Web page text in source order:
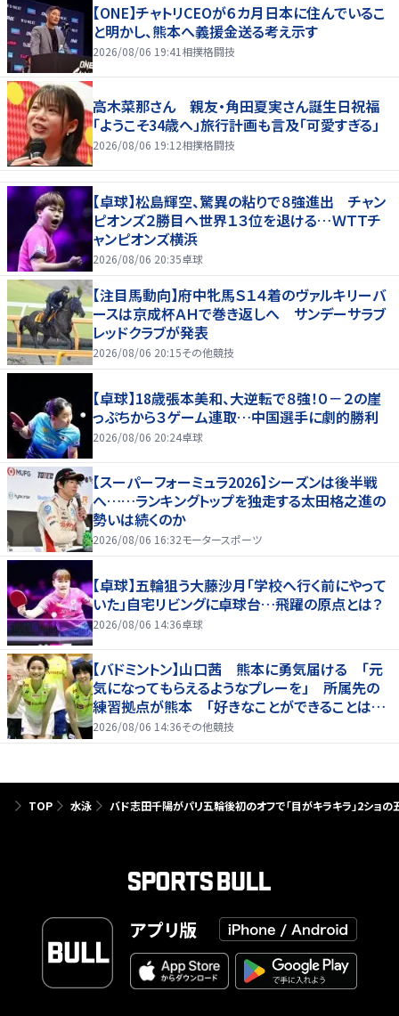
【ONE】チャトリCEOが６カ月日本に住んでいるこ
と明かし、熊本へ義援金送る考え示す
2026/08/06 19:41 相撲格闘技
高木菜那さん 親友・角田夏実さん誕生日祝福
「ようこそ34歳へ」旅行計画も言及「可愛すぎる」
2026/08/06 19:12相撲格闘技
【卓球】松島輝空、驚異の粘りで８強進出 チャン
ピオンズ２勝目へ世界１３位を退ける…ＷＴＴチ
ャンピオンズ横浜
2026/08/06 20:35卓球
【注目馬動向】府中牝馬Ｓ１４着のヴァルキリーバ
ースは京成杯ＡＨで巻き返しへ サンデーサラブ
レッドクラブが発表
2026/08/06 20:15その他競技
【卓球】18歳張本美和、大逆転で８強！０－２の崖
っぷちから３ゲーム連取…中国選手に劇的勝利
2026/08/06 20:24卓球
【スーパーフォーミュラ2026】シーズンは後半戦
へ……ランキングトップを独走する太田格之進の
勢いは続くのか
2026/08/06 16:32モータースポーツ
【卓球】五輪狙う大藤沙月「学校へ行く前にやって
いた」自宅リビングに卓球台…飛躍の原点とは？
2026/08/06 14:36卓球
【バドミントン】山口茜 熊本に勇気届ける 「元
気になってもらえるようなプレーを」 所属先の
練習拠点が熊本 「好きなことができることは当
たり前じゃない」
2026/08/06 14:36その他競技
TOP 水泳 バド志田千陽がパリ五輪後初のオフで「目がキラキラ」2ショ
アプリ版